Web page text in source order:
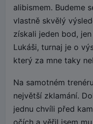
alibismem. Budeme
vlastně skvělý
získali jeden bod,
Lukáši, turnaj je o
který za mne taky
Na samotném
největší zklamání.
jednu chvíli před